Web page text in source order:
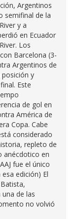
Argentinos
semifinal de la
y a
en Ecuador
Los
Barcelona (3-
Argentinos de
y
Este
de gol en
América de
Copa. Cabe
considerado
repleto de
anécdotico en
fue el único
edición) El
de las
no volvió